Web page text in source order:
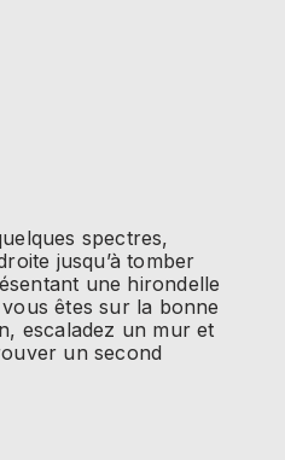
spectres,
jusqu’à tomber
une hirondelle
êtes sur la bonne
escaladez un mur et
un second